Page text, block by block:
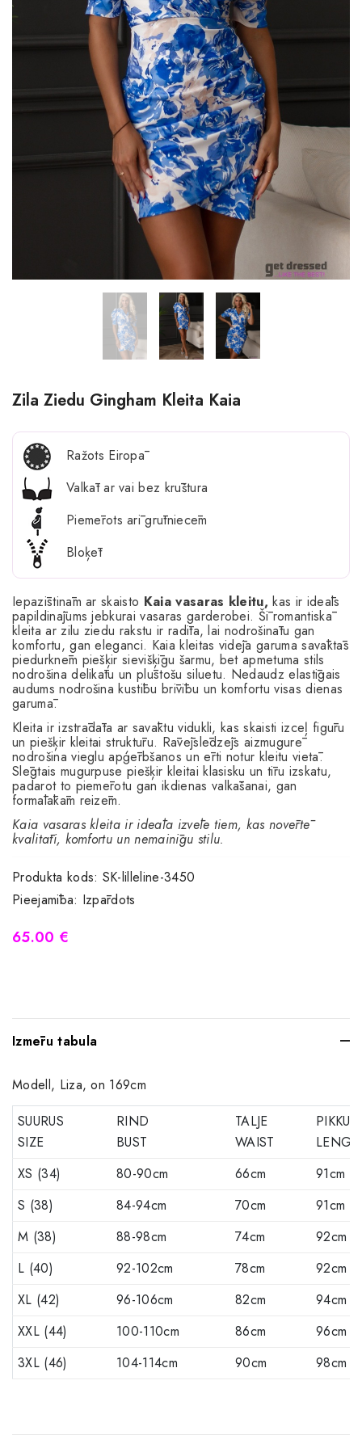
Zila Ziedu Gingham Kleita Kaia
Ražots Eiropā
Valkāt ar vai bez krūštura
Piemērots arī grūtniecēm
Bloķēt
Iepazīstinām ar skaisto Kaia vasaras kleitu, kas ir ideāls
papildinājums jebkurai vasaras garderobei. Šī romantiskā
kleita ar zilu ziedu rakstu ir radīta, lai nodrošinātu gan
komfortu, gan eleganci. Kaia kleitas vidēja garuma savāktās
piedurknēm piešķir sievišķīgu šarmu, bet apmetuma stils
nodrošina delikātu un plūstošu siluetu. Nedaudz elastīgais
audums nodrošina kustību brīvību un komfortu visas dienas
garumā.
Kleita ir izstrādāta ar savāktu vidukli, kas skaisti izceļ figūru
un piešķir kleitai struktūru. Rāvējslēdzējs aizmugurē
nodrošina vieglu apģērbšanos un ērti notur kleitu vietā.
Slēgtais mugurpuse piešķir kleitai klasisku un tīru izskatu,
padarot to piemērotu gan ikdienas valkāšanai, gan
formālākām reizēm.
Kaia vasaras kleita ir ideāla izvēle tiem, kas novērtē
kvalitāti, komfortu un nemainīgu stilu.
Produkta kods: SK-lilleline-3450
Pieejamība: Izpārdots
65.00 €
Izmēru tabula
Modell, Liza, on 169cm
SUURUS
SIZE
RIND
BUST
TALJE
WAIST
PIKKUS
XS (34)
80-90cm 66cm
91cm
S (38)
84-94cm 70cm
91cm
M (38)
88-98cm 74cm
92cm
L (40)
92-102cm 78cm
92cm
XL (42)
96-106cm 82cm
94cm
XXL (44)
100-110cm 86cm
96cm
3XL (46)
104-114cm 90cm 98cm